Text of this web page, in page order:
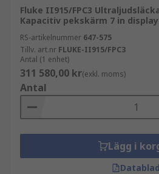
Fluke II915/FPC3
Kapacitiv pekskärm 7 in display
RS-artikelnummer 647-575
Tillv. art.nr FLUKE-II915/FPC3
Antal (1 enhet)
311 580,00 kr(exkl. moms)
Antal
Lägg i
Datablad